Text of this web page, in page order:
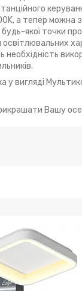
а тепер можна
якої точки
у вигляді
Вашу